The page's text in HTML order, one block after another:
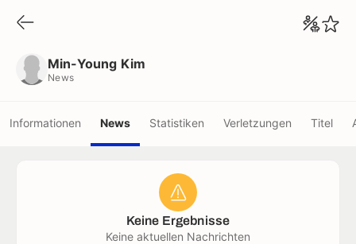
Min-Young Kim
News
Informationen News Statistiken Verletzungen Titel
Keine Ergebnisse
Keine aktuellen Nachrichten